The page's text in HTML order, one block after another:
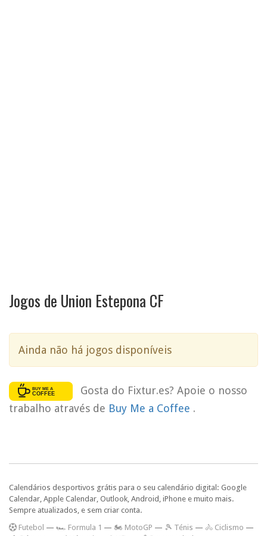
Jogos de Union Estepona CF
Ainda não há jogos disponíveis
Gosta do Fixtur.es? Apoie o nosso
trabalho através de Buy Me a Coffee .
Calendários desportivos grátis para o seu calendário digital: Google
Calendar, Apple Calendar, Outlook, Android, iPhone e muito mais.
Sempre atualizados, e sem criar conta.
Futebol — 🏎️ Formula 1 — 🏍 MotoGP — 🎾 Ténis — 🚴 Ciclismo —